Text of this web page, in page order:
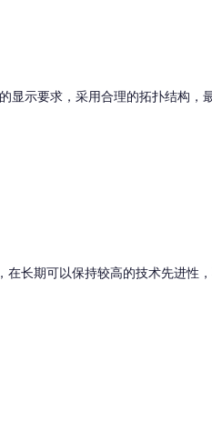
示要求，采用合理的拓扑结构，
期可以保持较高的技术先进性，